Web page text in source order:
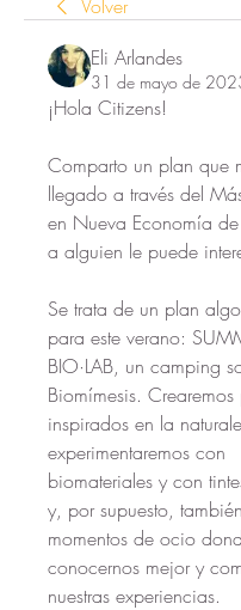
Volver
Eli Arlandes
31 de mayo de
¡Hola Citizens!
Comparto un plan que
llegado a través del
en Nueva Economía
a alguien le puede
Se trata de un plan
para este verano:
BIO·LAB, un camping
Biomímesis. Crearemos
inspirados en la
experimentaremos con
biomateriales y con
y, por supuesto,
momentos de ocio
conocernos mejor y
nuestras experiencias.